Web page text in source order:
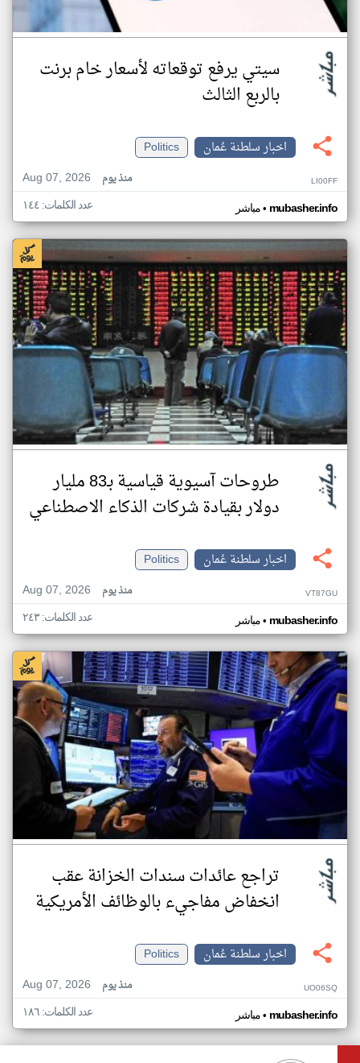
سيتي يرفع توقعاته لأسعار خام برنت
بالربع الثالث
اخبار سلطنة عُمان
Politics
Aug 07, 2026
منذ يوم LI00FF
مباشر• mubasher.info عدد الكلمات: ١٤٤
طروحات آسيوية قياسية بـ83 مليار
دولار بقيادة شركات الذكاء الاصطناعي
اخبار سلطنة عُمان
Politics
Aug 07, 2026
منذ يوم VT87GU
مباشر• mubasher.info عدد الكلمات: ٢٤٣
تراجع عائدات سندات الخزانة عقب
انخفاض مفاجيء بالوظائف الأمريكية
اخبار سلطنة عُمان
Politics
Aug 07, 2026
منذ يوم UO06SQ
مباشر• mubasher.info عدد الكلمات: ١٨٦